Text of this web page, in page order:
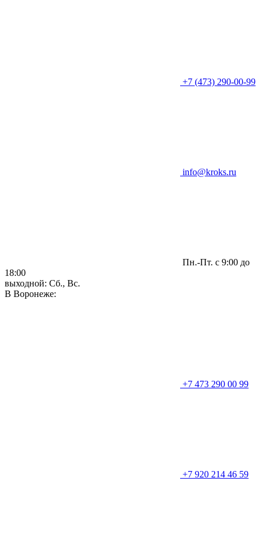
+7 (473) 290-00-99
info@kroks.ru
Пн.-Пт. с 9:00 до
18:00
выходной: Сб., Вс.
В Воронеже:
+7 473 290 00 99
+7 920 214 46 59